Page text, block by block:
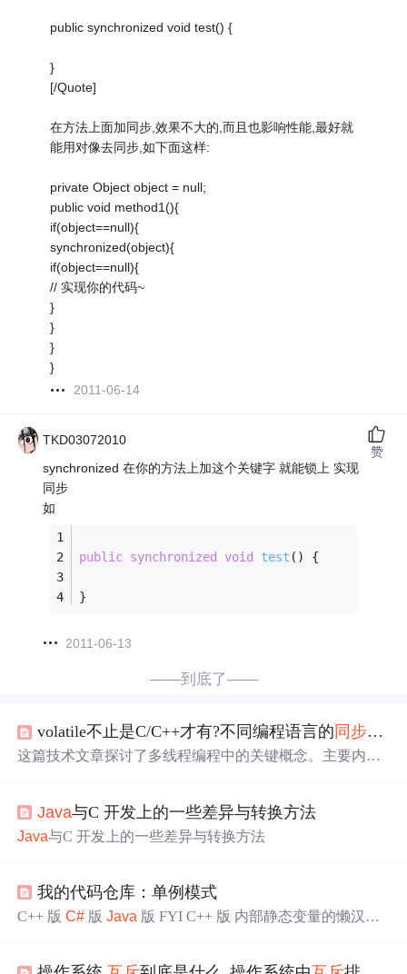
public synchronized void test() {
}
[/Quote]
在方法上面加同步,效果不大的,而且也影响性能,最好就
能用对像去同步,如下面这样:
private Object object = null;
public void method1(){
if(object==null){
synchronized(object){
if(object==null){
// 实现你的代码~
}
}
}
}
2011-06-14
TKD03072010
synchronized 在你的方法上加这个关键字 就能锁上 实现
同步
如
public synchronized void test () {
}
2011-06-13
赞
——到底了——
volatile不止是C/C++才有?不同编程语言的 同步互斥
这篇技术文章探讨了多线程编程中的关键概念。主要内容
的 同步互斥机制；3）原子运算的实现方式（如C#
cked类）；4）指出自增自减运算并非原子操作。文章最后
Java与C 开发上的一些差异与转换方法
Java与C 开发上的一些差异与转换方法
我的代码仓库：单例模式
C++ 版C# 版Java 版 FYI C++ 版 内部静态变量的懒汉实